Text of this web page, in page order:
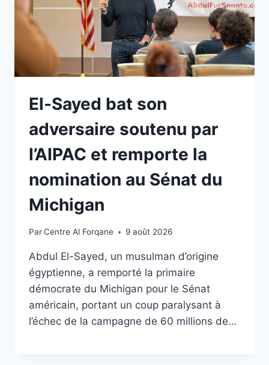
El-Sayed bat son
adversaire soutenu par
l’AIPAC et remporte la
nomination au Sénat du
Michigan
ParCentre Al Forqane 9 août 2026
Abdul El-Sayed, un musulman d’origine
égyptienne, a remporté la primaire
démocrate du Michigan pour le Sénat
américain, portant un coup paralysant à
l’échec de la campagne de 60 millions de…